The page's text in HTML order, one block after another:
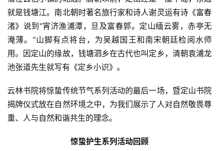
就是钱塘江。南北朝时著名旅行家和诗人谢灵运有诗《富春
渚》说到“宵济渔浦潭，旦及富春郭。定山缅云雾，赤亭无
淹薄。”山脚有点将台，为吴越国王和南宋朝廷检阅水师
用。因定山的缘故，钱塘泗乡在古代也叫定乡，清朝袁浦龙
池张道先生就写有《定乡小识》。
云林书院将惊蛰传统节气系列活动的最后一场，暨定山书院
揭牌仪式放在自然环境之中，为我们展示了人对自然敬畏尊
重、人与自然和谐共生的理念。
惊蛰护生系列活动回顾